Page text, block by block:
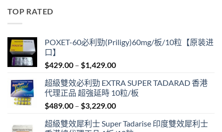
TOP RATED
POXET-60必利勁(Priligy)60mg/板/10粒【原装进
口】
$429.00 – $1,429.00Price
$429.00
through
$1,429.00
超級雙效必利勁 EXTRA SUPER TADARAD 香港
代理正品 超強延時 10粒/板
$489.00 – $3,229.00Price
$489.00
超級雙效犀利士 Super Tadarise 印度雙效犀利士